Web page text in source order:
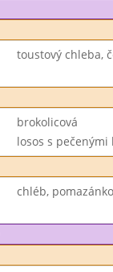
toustový chleba,
brokolicová
losos s
chléb,